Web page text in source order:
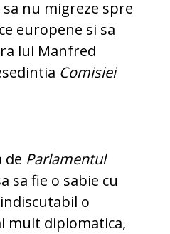
nu migreze spre
europene si sa
lui Manfred
Comisiei
de Parlamentul
sa fie o sabie cu
o
mult diplomatica,